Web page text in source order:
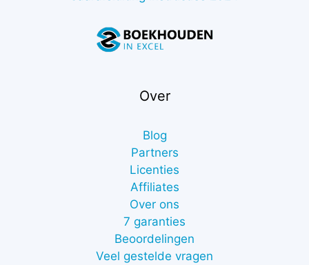
Over
Blog
Partners
Licenties
Affiliates
Over ons
7 garanties
Beoordelingen
Veel gestelde vragen